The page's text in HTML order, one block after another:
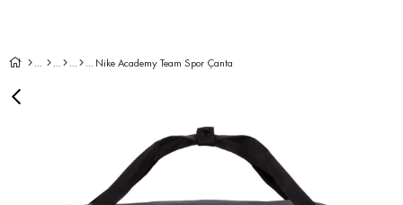
Nike Academy Team Spor Çanta